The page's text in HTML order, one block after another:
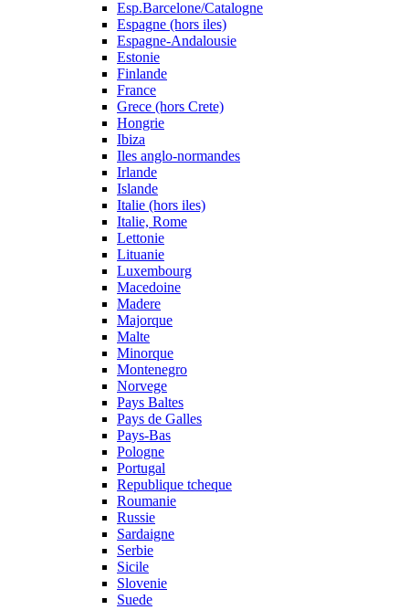
Esp.Barcelone/Catalogne
Espagne (hors iles)
Espagne-Andalousie
Estonie
Finlande
France
Grece (hors Crete)
Hongrie
Ibiza
Iles anglo-normandes
Irlande
Islande
Italie (hors iles)
Italie, Rome
Lettonie
Lituanie
Luxembourg
Macedoine
Madere
Majorque
Malte
Minorque
Montenegro
Norvege
Pays Baltes
Pays de Galles
Pays-Bas
Pologne
Portugal
Republique tcheque
Roumanie
Russie
Sardaigne
Serbie
Sicile
Slovenie
Suede